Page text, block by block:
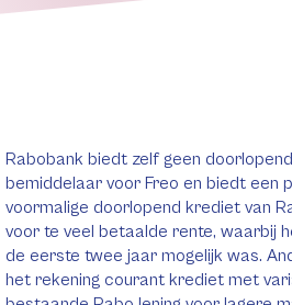
Rabobank biedt zelf geen
bemiddelaar voor Freo en biedt een
voormalige doorlopend krediet van
voor te veel betaalde rente, waarbij
de eerste twee jaar mogelijk was.
het rekening courant krediet met